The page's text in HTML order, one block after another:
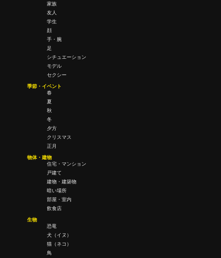
家族
友人
学生
顔
手・腕
足
シチュエーション
モデル
セクシー
季節・イベント
春
夏
秋
冬
夕方
クリスマス
正月
物体・建物
住宅・マンション
戸建て
建物・建築物
暗い場所
部屋・室内
飲食店
生物
恐竜
犬（イヌ）
猫（ネコ）
鳥